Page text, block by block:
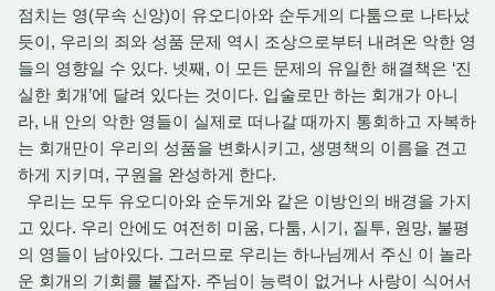
점치는 영(무속 신앙)이 유오디아와 순두게의 다툼으로 나타났
듯이, 우리의 죄와 성품 문제 역시 조상으로부터 내려온 악한 영
들의 영향일 수 있다. 넷째, 이 모든 문제의 유일한 해결책은 ‘진
실한 회개’에 달려 있다는 것이다. 입술로만 하는 회개가 아니
라, 내 안의 악한 영들이 실제로 떠나갈 때까지 통회하고 자복하
는 회개만이 우리의 성품을 변화시키고, 생명책의 이름을 견고
하게 지키며, 구원을 완성하게 한다.
우리는 모두 유오디아와 순두게와 같은 이방인의 배경을 가지
고 있다. 우리 안에도 여전히 미움, 다툼, 시기, 질투, 원망, 불평
의 영들이 남아있다. 그러므로 우리는 하나님께서 주신 이 놀라
운 회개의 기회를 붙잡자. 주님이 능력이 없거나 사랑이 식어서